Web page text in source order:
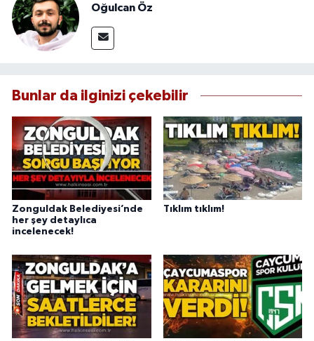
Oğulcan Öz
Bunlar da ilginizi çekebilir
Zonguldak Belediyesi’nde
her şey detaylıca
incelenecek!
Tıklım tıklım!